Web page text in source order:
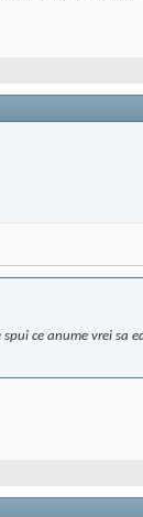
ce anume vrei sa